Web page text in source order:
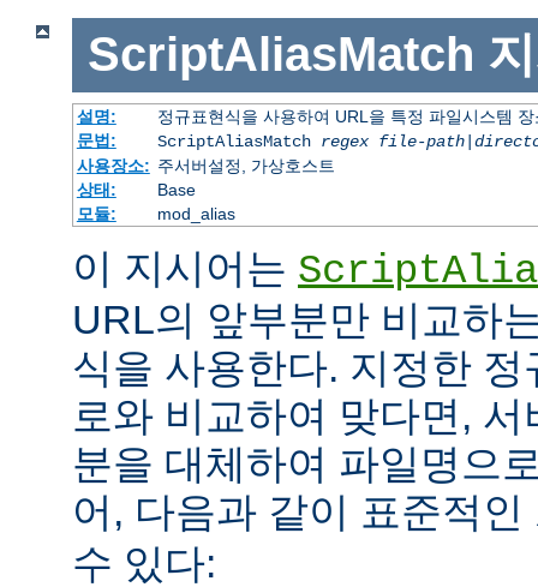
ScriptAliasMatch
설명:
정규표현식을 사용하여 URL을 특정 파일시스템
문법:
ScriptAliasMatch regex file-path|
사용장소: 주서버설정, 가상호스트
상태:
Base
모듈:
mod_alias
이 지시어는
URL의 앞부분만 비교하
식을 사용한다. 지정한
로와 비교하여 맞다면,
분을 대체하여 파일명으
어, 다음과 같이 표준적인
수 있다: